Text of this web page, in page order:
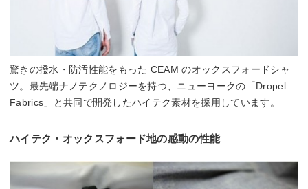
驚きの撥水・防汚性能をもった CEAM のオックスフォードシャ
ツ。最先端ナノテクノロジーを持つ、ニューヨークの「Dropel
Fabrics」と共同で開発したハイテク素材を採用しています。
ハイテク・オックスフォード地の感動の性能